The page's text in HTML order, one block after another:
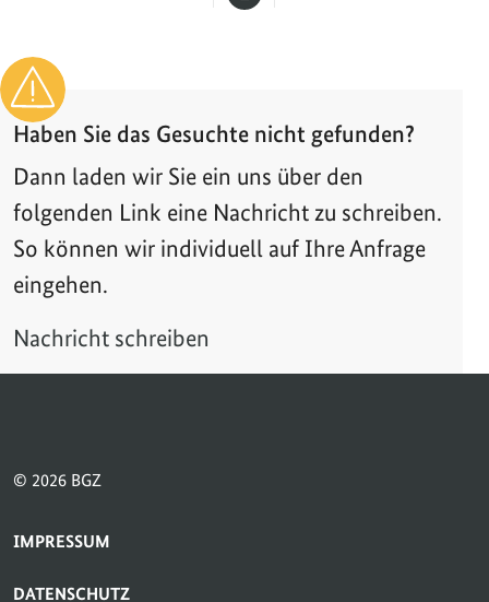
Seite
Haben Sie das Gesuchte nicht gefunden?
Dann laden wir Sie ein uns über den
folgenden Link eine Nachricht zu schreiben.
So können wir individuell auf Ihre Anfrage
eingehen.
Nachricht schreiben
© 2026 BGZ
SERVICE-NAVIGATION FUSSBEREICH
IMPRESSUM
DATENSCHUTZ